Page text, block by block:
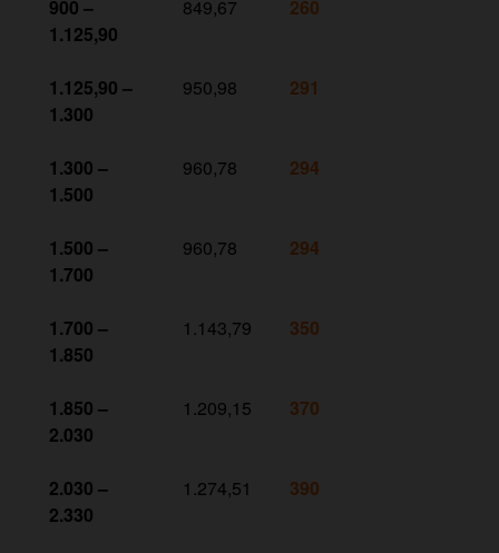
900 –
1.125,90
849,67 260
1.125,90 –
1.300
950,98 291
1.300 –
1.500
960,78 294
1.500 –
1.700
960,78 294
1.700 –
1.850
1.143,79 350
1.850 –
2.030
1.209,15 370
2.030 –
2.330
1.274,51 390